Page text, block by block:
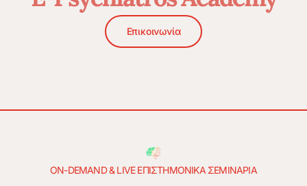
Επικοινωνία
ON-DEMAND & LIVE ΕΠΙΣΤΗΜΟΝΙΚΑ ΣΕΜΙΝΑΡΙΑ